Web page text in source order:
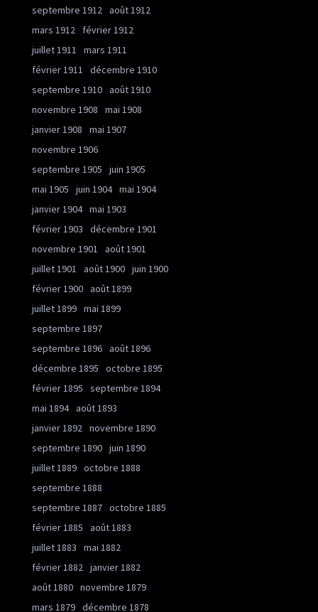
septembre 1912 août 1912
mars 1912
février 1912
juillet 1911
mars 1911
février 1911
décembre 1910
septembre 1910 août 1910
novembre 1908
mai 1908
janvier 1908
mai 1907
novembre 1906
septembre 1905
juin 1905
mai 1905
juin 1904 mai 1904
janvier 1904 mai 1903
février 1903
décembre 1901
novembre 1901
août 1901
juillet 1901
août 1900 juin 1900
février 1900 août 1899
juillet 1899 mai 1899
septembre 1897
septembre 1896 août 1896
décembre 1895
octobre 1895
février 1895
septembre 1894
mai 1894 août 1893
janvier 1892 novembre 1890
septembre 1890 juin 1890
juillet 1889 octobre 1888
septembre 1888
septembre 1887 octobre 1885
février 1885
août 1883
juillet 1883
mai 1882
février 1882 janvier 1882
août 1880 novembre 1879
mars 1879 décembre 1878